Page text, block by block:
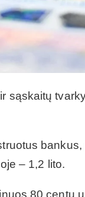
sąskaitų
– 1,2 lito.
80 centų